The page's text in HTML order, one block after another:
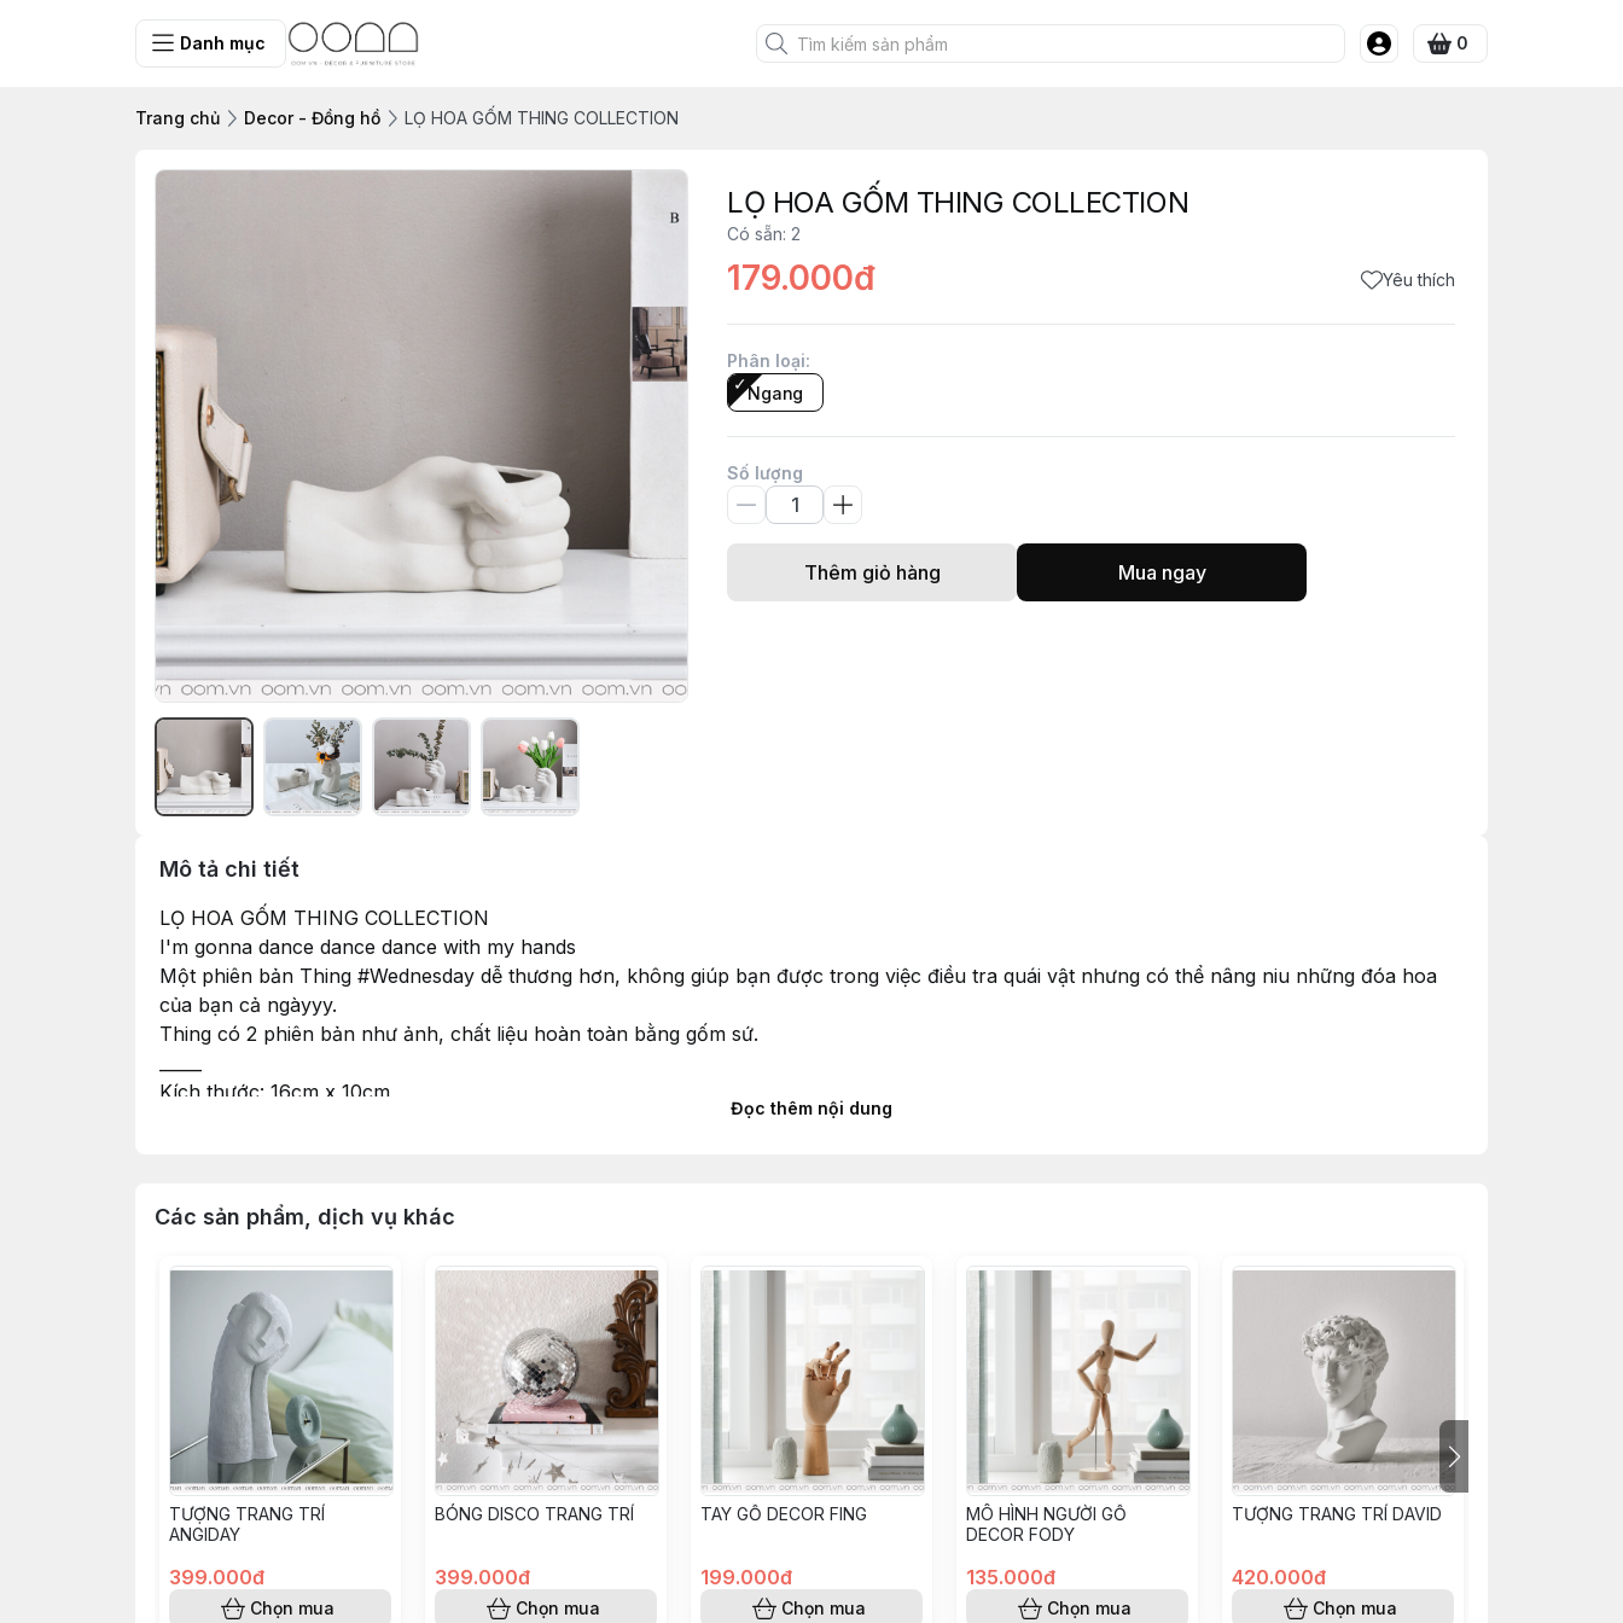
Danh mục 0
Trang chủ Decor - Đồng hồ LỌ HOA GỐM THING COLLECTION
LỌ HOA GỐM THING COLLECTION
Có sẵn: 2
179.000đ Yêu thích
Phân loại:
Ngang
Số lượng
Thêm giỏ hàng Mua ngay
Mô tả chi tiết
LỌ HOA GỐM THING COLLECTION
I'm gonna dance dance dance with my hands
Một phiên bản Thing #Wednesday dễ thương hơn, không giúp bạn được trong việc điều tra quái vật nhưng có thể nâng niu những đóa hoa
của bạn cả ngàyyy.
Thing có 2 phiên bản như ảnh, chất liệu hoàn toàn bằng gốm sứ.
Kích thước: 16cm x 10cm
Hotline: 0363 203 822
#lohoa #binhhoa #dodecor #decor #flower #thing #wednesday #hand
Đọc thêm nội dung
Các sản phẩm, dịch vụ khác
TƯỢNG TRANG TRÍ
ANGIDAY
399.000đ
Chọn mua
BÓNG DISCO TRANG TRÍ
399.000đ
Chọn mua
TAY GỖ DECOR FING
199.000đ
Chọn mua
MÔ HÌNH NGƯỜI GỖ
DECOR FODY
135.000đ
Chọn mua
TƯỢNG TRANG TRÍ DAVID
420.000đ
Chọn mua